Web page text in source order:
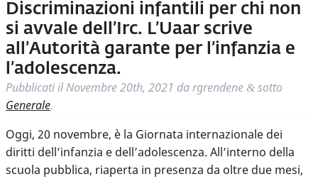
Discriminazioni infantili per chi non
si avvale dell’Irc. L’Uaar scrive
all’Autorità garante per l’infanzia e
l’adolescenza.
Pubblicati ilNovembre 20th, 2021 dargrendene & sotto
Generale.
Oggi, 20 novembre, è la Giornata internazionale dei
diritti dell’infanzia e dell’adolescenza. All’interno della
scuola pubblica, riaperta in presenza da oltre due mesi,